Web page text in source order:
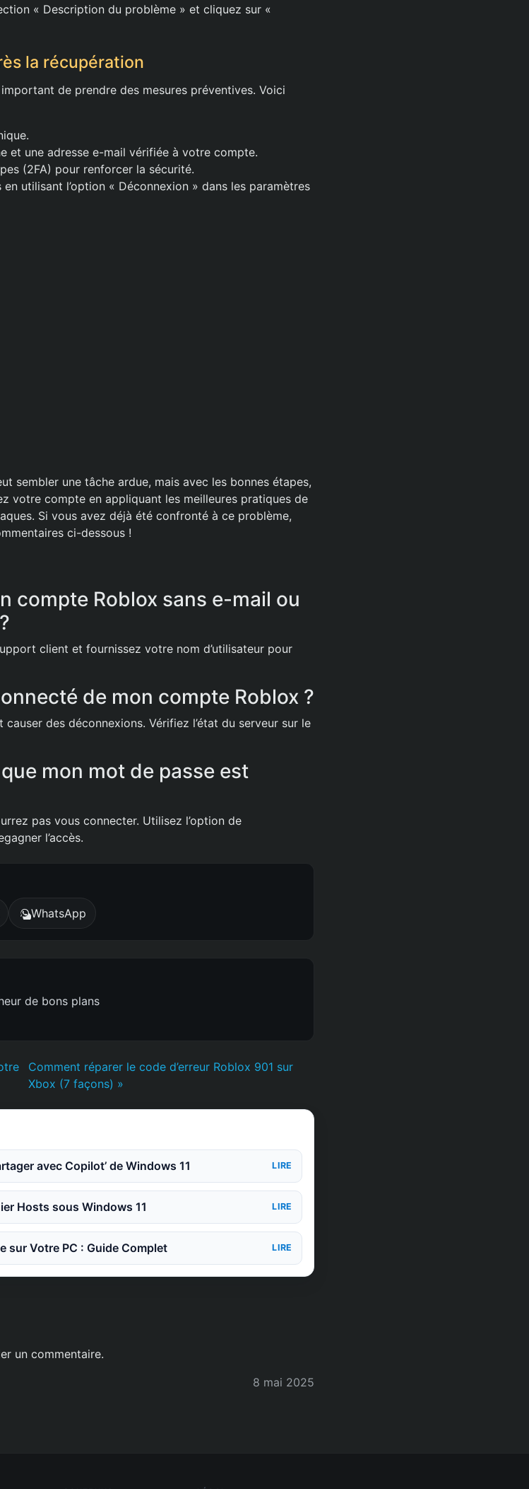
« Description du problème » et cliquez sur «
la récupération
de prendre des mesures préventives. Voici
et une adresse e-mail vérifiée à votre compte.
(2FA) pour renforcer la sécurité.
utilisant l’option « Déconnexion » dans les paramètres
sembler une tâche ardue, mais avec les bonnes étapes,
votre compte en appliquant les meilleures pratiques de
Si vous avez déjà été confronté à ce problème,
ci-dessous !
compte Roblox sans e-mail ou
client et fournissez votre nom d’utilisateur pour
de mon compte Roblox ?
des déconnexions. Vérifiez l’état du serveur sur le
mon mot de passe est
pas vous connecter. Utilisez l’option de
l’accès.
WhatsApp
de bons plans
Comment réparer le code d’erreur Roblox 901 sur
Xbox (7 façons) »
avec Copilot’ de Windows 11 LIRE
Hosts sous Windows 11 LIRE
sur Votre PC : Guide Complet LIRE
un commentaire.
8 mai 2025